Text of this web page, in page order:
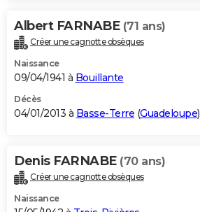
Albert FARNABE (71 ans)
Créer une cagnotte obsèques
Naissance
09/04/1941 à Bouillante
Décès
04/01/2013 à Basse-Terre (Guadeloupe)
Denis FARNABE (70 ans)
Créer une cagnotte obsèques
Naissance